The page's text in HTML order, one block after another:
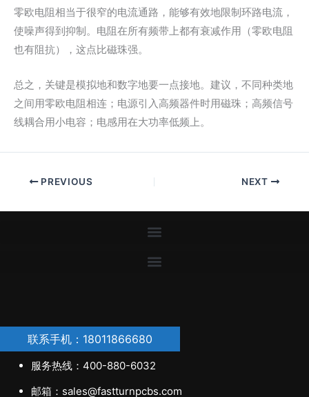
零欧电阻相当于很窄的电流通路，能够有效地限制环路电流，
使噪声得到抑制。电阻在所有频带上都有衰减作用（零欧电阻
也有阻抗），这点比磁珠强。
总之，关键是模拟地和数字地要一点接地。建议，不同种类地
之间用零欧电阻相连；电源引入高频器件时用磁珠；高频信号
线耦合用小电容；电感用在大功率低频上。
PREVIOUS NEXT
联系手机：18011866680
服务热线：400-880-6032
邮箱：sales@fastturnpcbs.com